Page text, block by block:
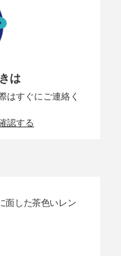
は
はすぐにご連絡く
認する
面した茶色いレン